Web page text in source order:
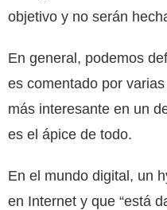
objetivo y no serán
En general, podemos
es comentado por
más interesante en un
es el ápice de todo.
En el mundo digital, un
en Internet y que “está